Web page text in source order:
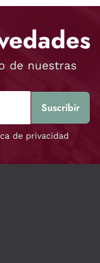
de nuestras
de privacidad